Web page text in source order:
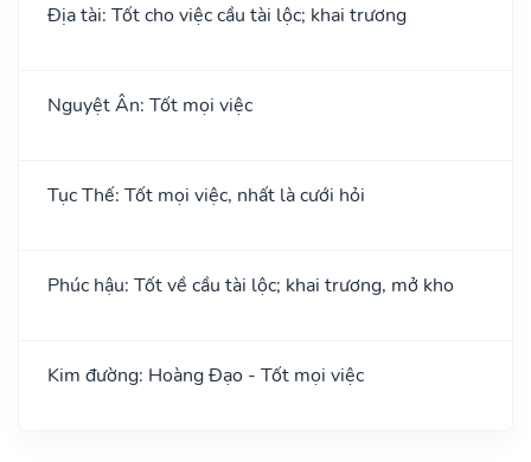
Địa tài: Tốt cho việc cầu tài lộc; khai trương
Nguyệt Ân: Tốt mọi việc
Tục Thế: Tốt mọi việc, nhất là cưới hỏi
Phúc hậu: Tốt về cầu tài lộc; khai trương, mở kho
Kim đường: Hoàng Đạo - Tốt mọi việc